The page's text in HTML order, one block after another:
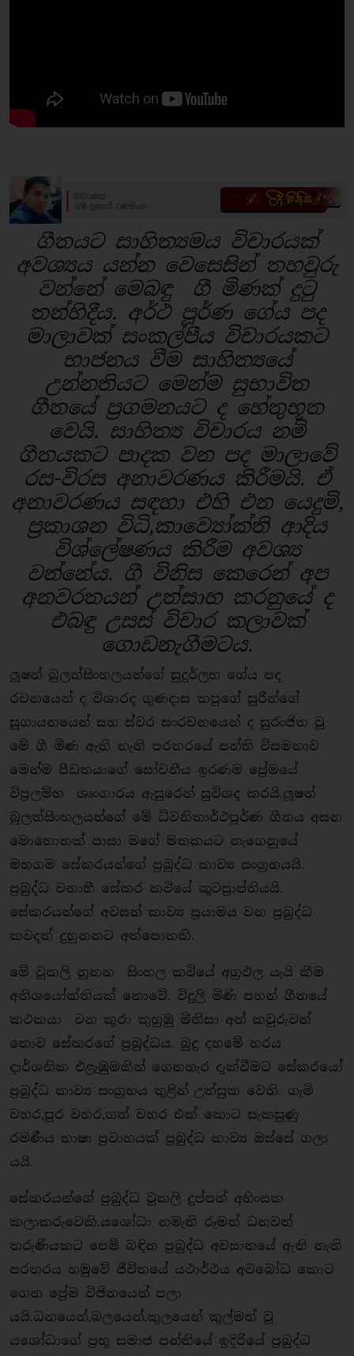
ගීතයට සාහිත්‍යමය විචාරයක්
අවශ්‍යය යන්න වෙසෙසින් තහවුරු
වන්නේ මෙබඳු ගී මිණක් දුටු
තන්හිදීය. අර්ථ පූර්ණ ගේය පද
මාලාවක් සංකල්පීය විචාරයකට
භාජනය වීම සාහිත්‍යයේ
උන්නතියට මෙන්ම සුභාවිත
ගීතයේ ප්‍රගමනයට ද හේතුභූත
වෙයි. සාහිත්‍ය විචාරය නමි
ගීතයකට පාදක වන පද මාලාවේ
රස-විරස අනාවරණය කිරීමයි. ඒ
අනාවරණය සඳහා එහි එන යෙදුමි,
ප්‍රකාශන විධි,කාව්‍යෝක්ති ආදිය
විශ්ලේෂණය කිරීම අවශ්‍ය
වන්නේය. ගී විනිස කෙරෙන් අප
අනවරතයන් උත්සාහ කරනුයේ ද
එබඳු උසස් විචාර කලාවක්
ගොඩනැගීමටය.
ලූෂන් බුලත්සිංහලයන්ගේ සුදුර්ලභ ගේය පද
රචනයෙන් ද විශාරද ගුණදාස කපුගේ සූරීන්ගේ
සුගායනයෙන් සහ ස්වර සංරචනයෙන් ද සුරංජිත වූ
මේ ගී මිණ ඇති නැති පරතරයේ පන්ති විසමතාව
මෙන්ම පීඩතයාගේ සෝචනීය ඉරණම ප්‍රේමයේ
විප්‍රලම්භ ශෘංගාරය ඇසුරෙන් සුවිශද කරයි.ලූෂන්
බුලත්සිංහලයන්ගේ මේ ධ්වනිතාර්ථපූර්ණ ගීතය අසන
මොහොතක් පාසා මගේ මතකයට නැගෙනුයේ
මහගම සේකරයන්ගේ ප්‍රබුද්ධ කාව්‍ය සංග්‍රහයයි.
ප්‍රබුද්ධ වනාහී සේකර කවියේ කූටප්‍රාප්තියයි.
සේකරයන්ගේ අවසන් කාව්‍ය ප්‍රයාමය වන ප්‍රබුද්ධ
කවදත් දුහුනනට අත්පොතකි.
මේ වූකලි නූතන සිංහල කවියේ අග්‍රඵල යැයි කීම
අතිශයෝක්තියක් නොවේ. විදුලි මිණි පහන් ගීතයේ
කථකයා වන කුරා කුහුඹු මිනිසා අන් කවුරුවත්
නොව සේකරගේ ප්‍රබුද්ධය. බුදු දහමේ හරය
දාර්ශනික එළැඹුමකින් ගෙනහැර දැක්වීමට සේකරයෝ
ප්‍රබුද්ධ කාව්‍ය සංග්‍රහය තුළින් උත්සුක වෙති. ගැමි
වහර,පුර වහර,ගත් වහර එක් කොට සැකසුණු
රමණීය භාෂා ප්‍රවාහයක් ප්‍රබුද්ධ කාව්‍ය ඔස්සේ ගලා
යයි.
සේකරයන්ගේ ප්‍රබුද්ධ වූකලි දුප්පත් අහිංසක
කලාකරුවෙකි.යශෝධා නමැති රූමත් ධනවත්
තරුණියකට පෙම් බඳින ප්‍රබුද්ධ අවසානයේ ඇති නැති
පරතරය හමුවේ ජීවිතයේ යථාර්ථය අවබෝධ කොට
ගෙන ප්‍රේම විජිතයෙන් පලා
යයි.ධනයෙන්,බලයෙන්,කුලයෙන් කුල්මත් වූ
යශෝධාගේ ප්‍රභූ සමාජ පන්තියේ ඉදිරියේ ප්‍රබුද්ධ